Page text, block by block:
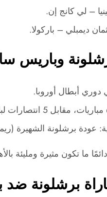
– لي كانج إن.
ديمبلي – باركولا.
وباريس
(ريمونتادا 2017) بعد الفوز 6-1 إيابًا على
ما تكون مثيرة ومليئة
برشلونة